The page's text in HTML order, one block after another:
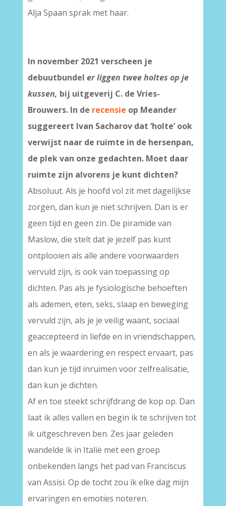
Alja Spaan sprak met haar.
In november 2021 verscheen je
debuutbundel er liggen twee holtes op je
kussen, bij uitgeverij C. de Vries-
Brouwers. In de recensie op Meander
suggereert Ivan Sacharov dat ‘holte’ ook
verwijst naar de ruimte in de hersenpan,
de plek van onze gedachten. Moet daar
ruimte zijn alvorens je kunt dichten?
Absoluut. Als je hoofd vol zit met dagelijkse
zorgen, dan kun je niet schrijven. Dan is er
geen tijd en geen zin. De piramide van
Maslow, die stelt dat je jezelf pas kunt
ontplooien als alle andere voorwaarden
vervuld zijn, is ook van toepassing op
dichten. Pas als je fysiologische behoeften
als ademen, eten, seks, slaap en beweging
vervuld zijn, als je je veilig waant, sociaal
geaccepteerd in liefde en in vriendschappen,
en als je waardering en respect ervaart, pas
dan kun je tijd inruimen voor zelfrealisatie,
dan kun je dichten.
Af en toe steekt schrijfdrang de kop op. Dan
laat ik alles vallen en begin ik te schrijven tot
ik uitgeschreven ben. Zes jaar geleden
wandelde ik in Italië met een groep
onbekenden langs het pad van Franciscus
van Assisi. Op de tocht zou ik elke dag mijn
ervaringen en emoties noteren.